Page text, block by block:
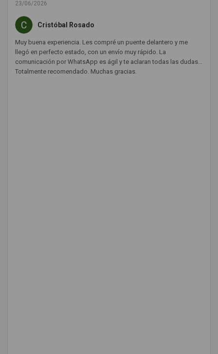
23/06/2026
Cristóbal Rosado
Muy buena experiencia. Les compré un puente delantero y me
llegó en perfecto estado, con un envío muy rápido. La
comunicación por WhatsApp es ágil y te aclaran todas las dudas.
Totalmente recomendado. Muchas gracias.